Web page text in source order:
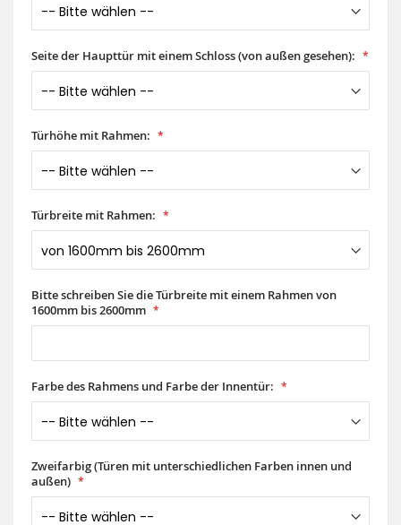
Seite der Haupttür mit einem Schloss (von außen gesehen):
Türhöhe mit Rahmen:
Türbreite mit Rahmen:
Bitte schreiben Sie die Türbreite mit einem Rahmen von
1600mm bis 2600mm
Farbe des Rahmens und Farbe der Innentür:
Zweifarbig (Türen mit unterschiedlichen Farben innen und
außen)